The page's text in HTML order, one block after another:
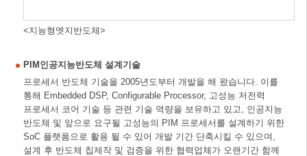
<지능형엣지반도체>
PIM인공지능반도체 설계기술
프로세서 반도체 기술을 2005년도부터 개발을 해 왔습니다. 이를
통해 Embedded DSP, Configurable Processor, 고성능 저전력
프로세서 코어 기술 등 관련 기술 역량을 보유하고 있고, 인공지능
반도체 및 앞으로 요구될 고성능의 PIM 프로세서를 설계하기 위한
SoC 플랫폼으로 활용 될 수 있어 개발 기간 단축시킬 수 있으며,
설계 후 반도체 칩제작 및 검증을 위한 협력업체가 오랜기간 함께